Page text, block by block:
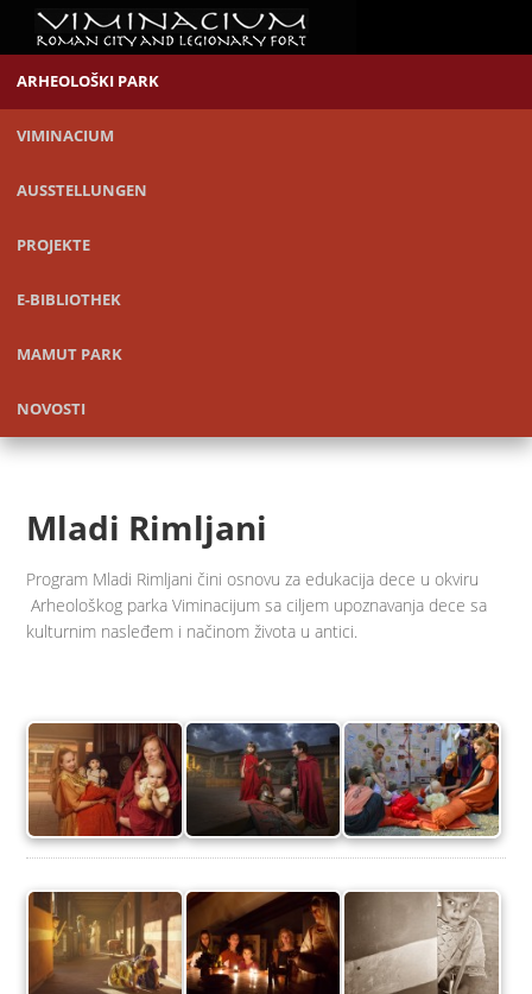
ARHEOLOŠKI PARK
VIMINACIUM
AUSSTELLUNGEN
PROJEKTE
E-BIBLIOTHEK
MAMUT PARK
NOVOSTI
Mladi Rimljani
Program Mladi Rimljani čini osnovu za edukacija dece u okviru
Arheološkog parka Viminacijum sa ciljem upoznavanja dece sa
kulturnim nasleđem i načinom života u antici.